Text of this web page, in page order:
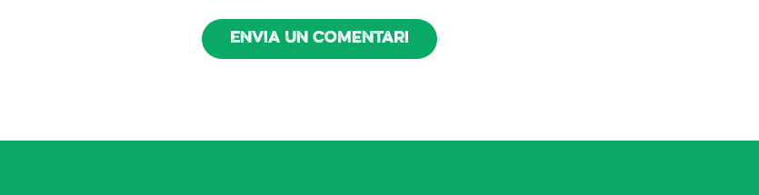
Envia un comentari